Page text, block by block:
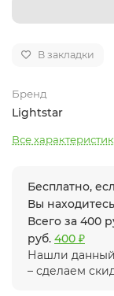
В закладки
Бренд
Lightstar
Все
Бесплатно,
Вы
Всего за 400
руб. 400 ₽
Нашли
– сделаем